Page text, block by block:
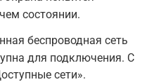
состоянии.
беспроводная сеть
для подключения. С
сети».